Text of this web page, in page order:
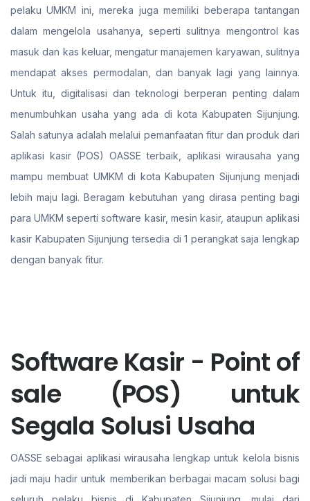
pelaku UMKM ini, mereka juga memiliki beberapa tantangan
dalam mengelola usahanya, seperti sulitnya mengontrol kas
masuk dan kas keluar, mengatur manajemen karyawan, sulitnya
mendapat akses permodalan, dan banyak lagi yang lainnya.
Untuk itu, digitalisasi dan teknologi berperan penting dalam
menumbuhkan usaha yang ada di kota Kabupaten Sijunjung.
Salah satunya adalah melalui pemanfaatan fitur dan produk dari
aplikasi kasir (POS) OASSE terbaik, aplikasi wirausaha yang
mampu membuat UMKM di kota Kabupaten Sijunjung menjadi
lebih maju lagi. Beragam kebutuhan yang dirasa penting bagi
para UMKM seperti software kasir, mesin kasir, ataupun aplikasi
kasir Kabupaten Sijunjung tersedia di 1 perangkat saja lengkap
dengan banyak fitur.
Software Kasir - Point of
sale (POS) untuk
Segala Solusi Usaha
OASSE sebagai aplikasi wirausaha lengkap untuk kelola bisnis
jadi maju hadir untuk memberikan berbagai macam solusi bagi